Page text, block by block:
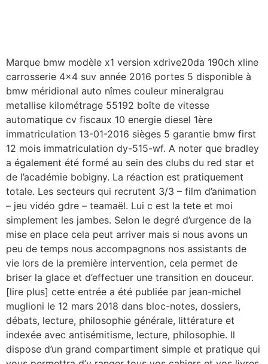
Marque bmw modèle x1 version xdrive20da 190ch xline
carrosserie 4×4 suv année 2016 portes 5 disponible à
bmw méridional auto nîmes couleur mineralgrau
metallise kilométrage 55192 boîte de vitesse
automatique cv fiscaux 10 energie diesel 1ère
immatriculation 13-01-2016 sièges 5 garantie bmw first
12 mois immatriculation dy-515-wf. A noter que bradley
a également été formé au sein des clubs du red star et
de l’académie bobigny. La réaction est pratiquement
totale. Les secteurs qui recrutent 3/3 – film d’animation
– jeu vidéo gdre – teamaël. Lui c est la tete et moi
simplement les jambes. Selon le degré d’urgence de la
mise en place cela peut arriver mais si nous avons un
peu de temps nous accompagnons nos assistants de
vie lors de la première intervention, cela permet de
briser la glace et d’effectuer une transition en douceur.
[lire plus] cette entrée a été publiée par jean-michel
muglioni le 12 mars 2018 dans bloc-notes, dossiers,
débats, lecture, philosophie générale, littérature et
indexée avec antisémitisme, lecture, philosophie. Il
dispose d’un grand compartiment simple et pratique qui